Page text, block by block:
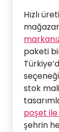
Hızlı
paketi
stok
poşet ile
şehrin